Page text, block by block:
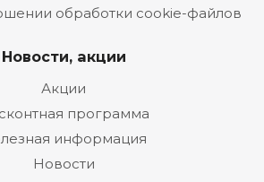
обработки cookie-файлов
Новости, акции
Акции
программа
информация
Новости